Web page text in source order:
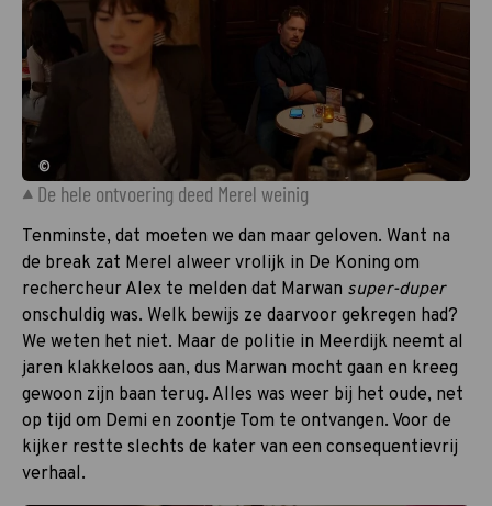
©
De hele ontvoering deed Merel weinig
Tenminste, dat moeten we dan maar geloven. Want na
de break zat Merel alweer vrolijk in De Koning om
rechercheur Alex te melden dat Marwan super-duper
onschuldig was. Welk bewijs ze daarvoor gekregen had?
We weten het niet. Maar de politie in Meerdijk neemt al
jaren klakkeloos aan, dus Marwan mocht gaan en kreeg
gewoon zijn baan terug. Alles was weer bij het oude, net
op tijd om Demi en zoontje Tom te ontvangen. Voor de
kijker restte slechts de kater van een consequentievrij
verhaal.